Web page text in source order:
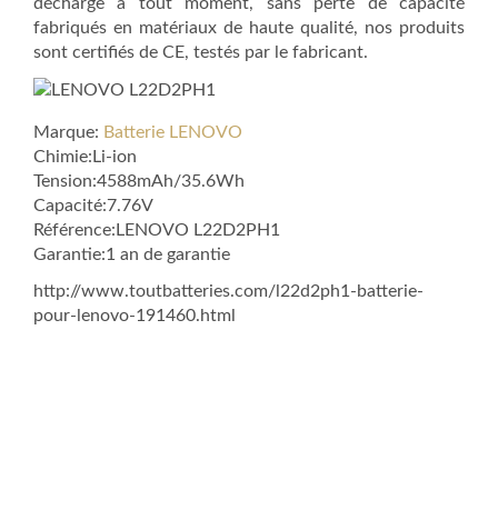
fabriqués en matériaux de haute qualité, nos produits
sont certifiés de CE, testés par le fabricant.
Marque: Batterie LENOVO
Chimie:Li-ion
Tension:4588mAh/35.6Wh
Capacité:7.76V
Référence:LENOVO L22D2PH1
Garantie:1 an de garantie
http://www.toutbatteries.com/l22d2ph1-batterie-
pour-lenovo-191460.html